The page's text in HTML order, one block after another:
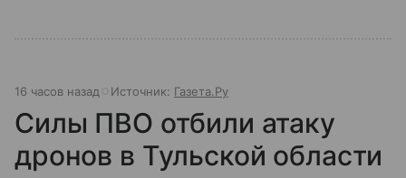
16 часов назад Источник: Газета.Ру
Силы ПВО отбили атаку
дронов в Тульской области